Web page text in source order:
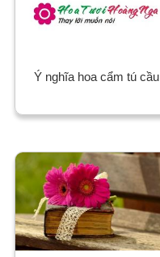
Ý nghĩa hoa cẩm tú cầu